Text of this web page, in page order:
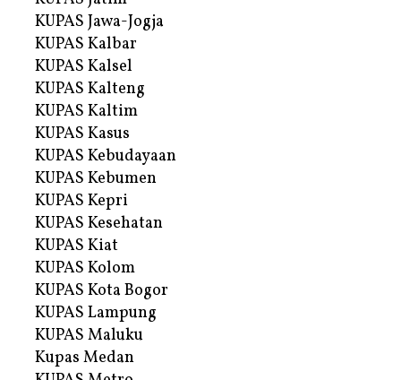
KUPAS Jawa-Jogja
KUPAS Kalbar
KUPAS Kalsel
KUPAS Kalteng
KUPAS Kaltim
KUPAS Kasus
KUPAS Kebudayaan
KUPAS Kebumen
KUPAS Kepri
KUPAS Kesehatan
KUPAS Kiat
KUPAS Kolom
KUPAS Kota Bogor
KUPAS Lampung
KUPAS Maluku
Kupas Medan